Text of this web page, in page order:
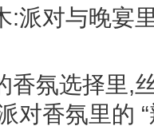
对与晚宴
氛选择里,
对香氛里的